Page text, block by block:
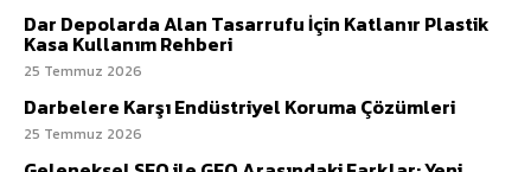
Dar Depolarda Alan Tasarrufu İçin Katlanır Plastik
Kasa Kullanım Rehberi
25 Temmuz 2026
Darbelere Karşı Endüstriyel Koruma Çözümleri
25 Temmuz 2026